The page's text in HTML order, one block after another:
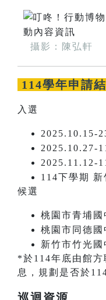
攝影：陳弘軒
114學年申請
入選
2025.10.15-
2025.10.27-
2025.11.12-
114下學期 新
候選
桃園市青埔國
桃園市同德國
新竹市竹光國
*於114年底由館
息，規劃是否於